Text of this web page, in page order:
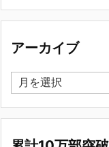
集英社オンライ
画といえば集英社
2023年3月1日
集英社オンラインのイ
社！」というくらいの
名誉です。h[...]
アーカイブ
ー
カ
ブ